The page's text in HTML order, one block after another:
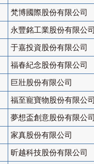
梵博國際股份有限公司
永豐銘工業股份有限公司
于嘉投資股份有限公司
福春紀念股份有限公司
巨壯股份有限公司
福至寵寶物股份有限公司
夢想盃創意股份有限公司
家真股份有限公司
昕越科技股份有限公司